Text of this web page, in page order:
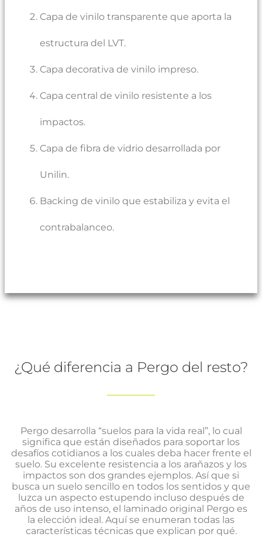
Capa de vinilo transparente que aporta la
estructura del LVT.
Capa decorativa de vinilo impreso.
Capa central de vinilo resistente a los
impactos.
Capa de fibra de vidrio desarrollada por
Unilin.
Backing de vinilo que estabiliza y evita el
contrabalanceo.
¿Qué diferencia a Pergo del resto?
Pergo desarrolla “suelos para la vida real”, lo cual
significa que están diseñados para soportar los
desafíos cotidianos a los cuales deba hacer frente el
suelo. Su excelente resistencia a los arañazos y los
impactos son dos grandes ejemplos. Así que si
busca un suelo sencillo en todos los sentidos y que
luzca un aspecto estupendo incluso después de
años de uso intenso, el laminado original Pergo es
la elección ideal. Aquí se enumeran todas las
características técnicas que explican por qué.